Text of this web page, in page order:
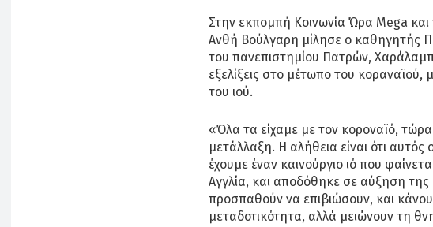
Στην εκπομπή Κοινωνία Ώρα Mega
Ανθή Βούλγαρη μίλησε ο καθηγητής
του πανεπιστημίου Πατρών,
εξελίξεις στο μέτωπο του κοραναϊού,
του ιού.
«Όλα τα είχαμε με τον κοροναϊό,
μετάλλαξη. Η αλήθεια είναι ότι
έχουμε έναν καινούργιο ιό που
Αγγλία, και αποδόθηκε σε αύξηση της
προσπαθούν να επιβιώσουν, και
μεταδοτικότητα, αλλά μειώνουν τη